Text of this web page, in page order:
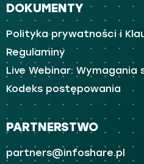
DOKUMENTY
Polityka prywatności i
Regulaminy
Live Webinar: Wymagania
Kodeks postępowania
PARTNERSTWO
partners@infoshare.pl